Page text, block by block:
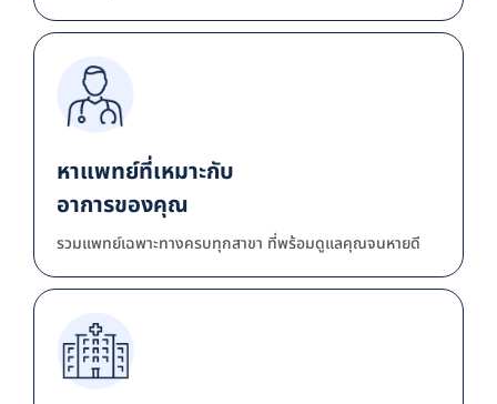
หาแพทย์ที่เหมาะกับ
อาการของคุณ
รวมแพทย์เฉพาะทางครบทุกสาขา ที่พร้อมดูแลคุณจนหายดี